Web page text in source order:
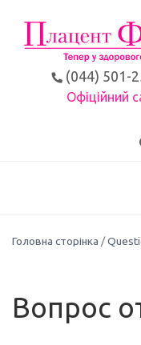
(044) 501-
Офіційний
Головна сторінка /
Вопрос